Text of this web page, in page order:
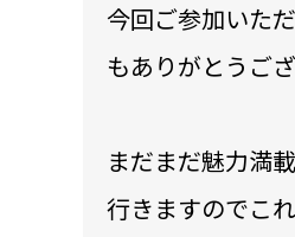
今回ご参加いた
もありがとうご
まだまだ魅力満
行きますのでこ